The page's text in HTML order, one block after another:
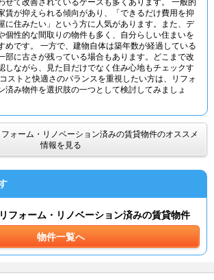
せて改善されているケースも多くあります。 一般的
賃が抑えられる傾向があり、「できるだけ費用を抑
に住みたい」という方に人気があります。また、デ
個性的な間取りの物件も多く、自分らしい住まいを
めです。 一方で、建物自体は築年数が経過している
部に古さが残っている場合もあります。どこまで改
しながら、見た目だけでなく住み心地もチェックす
ストと快適さのバランスを重視したい方は、リフォ
済み物件を選択肢の一つとして検討してみましょ
ォーム・リノベーション済みの賃貸物件のオススメ
情報を見る
フォーム・リノベーション済みの賃貸物件
物件一覧へ